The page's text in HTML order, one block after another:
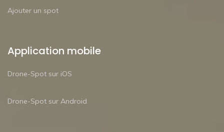
Ajouter un spot
Application mobile
Drone-Spot sur iOS
Drone-Spot sur Android